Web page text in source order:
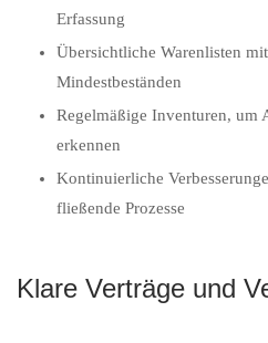
Erfassung
Übersichtliche Warenlisten
Mindestbeständen
Regelmäßige Inventuren, um
erkennen
Kontinuierliche
fließende Prozesse
Klare Verträge und